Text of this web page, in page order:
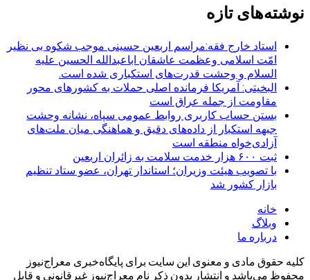
نوشته‌های تازه
استاد خارج فقه:مراسم اربعین حسینی موجب شکوه بی نظیر
امّت اسلامی وعظمت عاشقان اباعبدالله الحسین علیه
السلام و وحشت قدرت‌های استکباری شده است.
البخیتی: آمریکا فرمانده اصلی حملات به کشورهای محور
مقاومت از جمله عراق است
بستن حساب کاربری روابط عمومی سپاه، نشانه‌ وحشت
جبهه استکبار از داده‌های دقیق و هماهنگی میان ملت‌های
آزادی‌خواه منطقه است
ثبت ۶۰۰ هزار خدمت سلامت به زائران اربعین
با تصویب هیئت وزیران؛ استاندار تهران، عضو ستاد تنظیم
بازار کشور شد
خانه
وبلاگ
درباره ما
کلیه حقوق مادی و معنوی این سایت برای پایگاه‌خبری معراج‌نیوز
محفوظ می‌باشد و انتشار بدون ذکر نام معراج‌نیوز غیرقانونی و قابل